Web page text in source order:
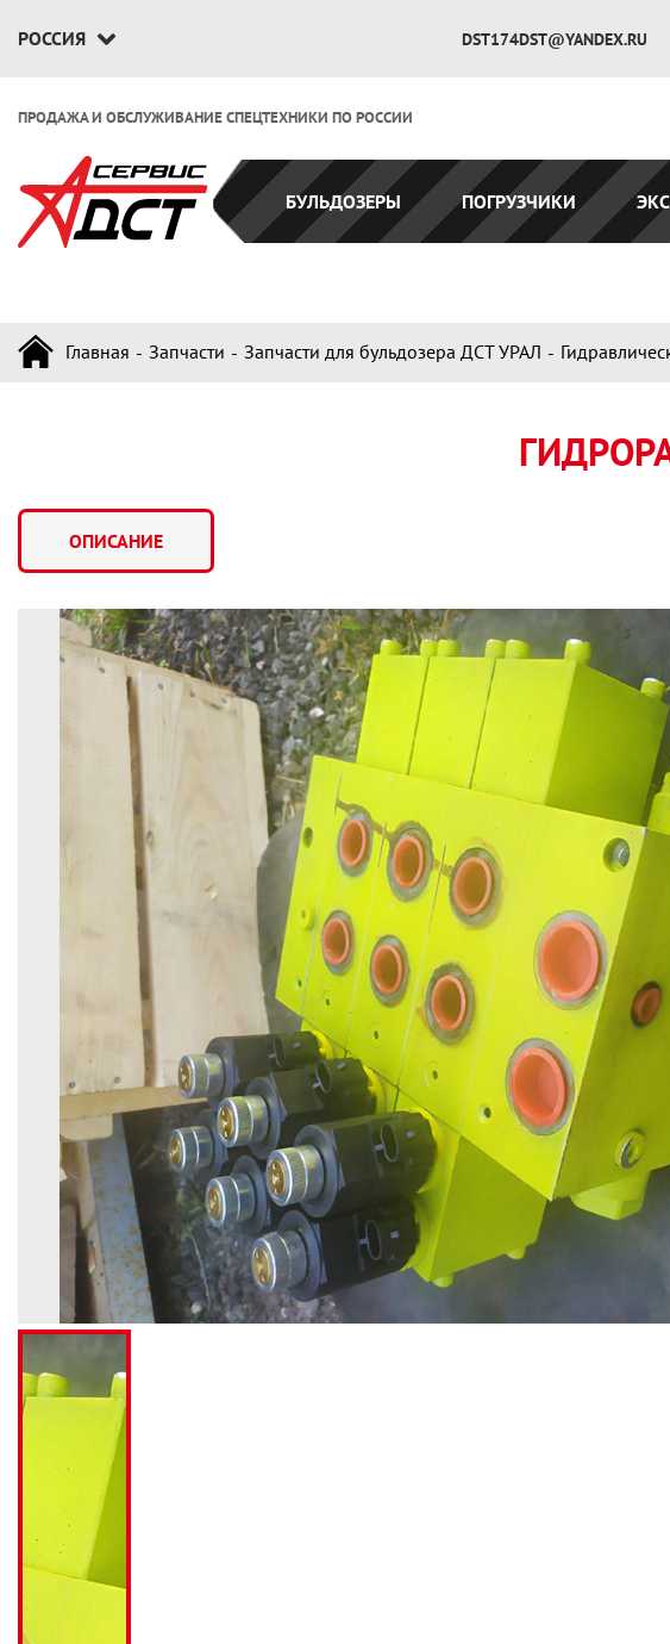
РОССИЯ DST174DST@YANDEX.RU
ПРОДАЖА И ОБСЛУЖИВАНИЕ СПЕЦТЕХНИКИ ПО РОССИИ
БУЛЬДОЗЕРЫ ПОГРУЗЧИКИ
Главная Запчасти Запчасти для бульдозера ДСТ УРАЛ
ОПИСАНИЕ